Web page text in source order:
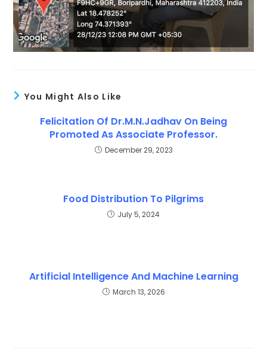
You Might Also Like
Felicitation Of Dr.M.N.Jadhav On Being
Promoted As Associate Professor.
December 29, 2023
Food Distribution To Pilgrims
July 5, 2024
Artificial Intelligence And Machine Learning
March 13, 2026